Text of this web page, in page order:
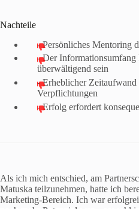
Nachteile
- Persönliches Mentoring
- Der Informationsumfang
überwältigend sein
- Erheblicher Zeitaufwand
Verpflichtungen
- Erfolg erfordert
Als ich mich entschied, am
Matuska teilzunehmen, hatte ich
Marketing-Bereich. Ich war